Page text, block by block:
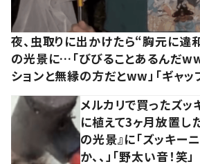
夜、虫取りに出かけたら“胸元に違
の光景に…「びびることあるんだww
ションと無縁の方だとww」「ギャッ
メルカリで買ったズ
に植えて3ヶ月放置
の光景』に「ズッキー
か、、」「野太い音！笑」